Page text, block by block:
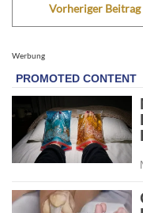
Vorheriger Beitrag
Werbung